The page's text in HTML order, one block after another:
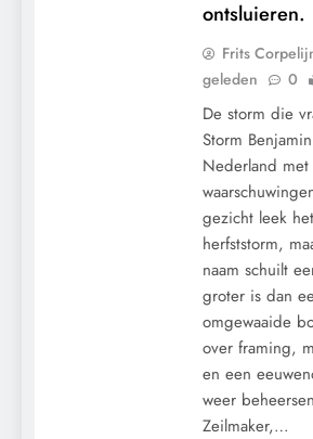
ontsluieren.
Frits
geleden
0
De storm die
Storm
Nederland
gezicht leek
herfststorm,
naam schuilt
groter is dan
omgewaaide
over framing,
en een
weer
Zeilmaker,…